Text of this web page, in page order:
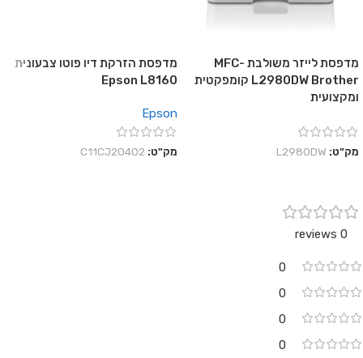
מדפסת לייזר משולבת MFC-
L2980DW Brother קומפקטית
ומקצועית
מק"ט: L2980DW
מדפסת הזרקת דיו פוטו צבעונית
Epson L8160
Epson
מק"ט: C11CJ20402
0 reviews
0
0
0
0